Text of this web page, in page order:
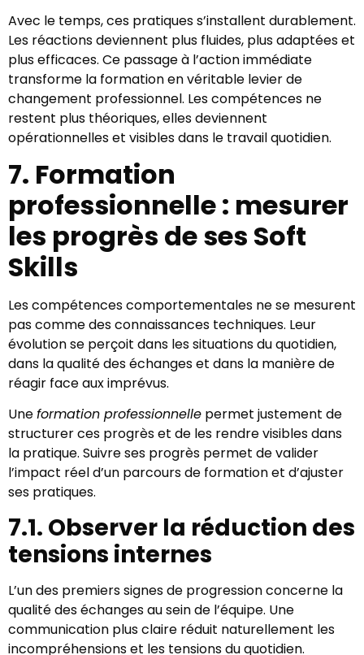
Avec le temps, ces pratiques s’installent durablement.
Les réactions deviennent plus fluides, plus adaptées et
plus efficaces. Ce passage à l’action immédiate
transforme la formation en véritable levier de
changement professionnel. Les compétences ne
restent plus théoriques, elles deviennent
opérationnelles et visibles dans le travail quotidien.
7. Formation
professionnelle : mesurer
les progrès de ses Soft
Skills
Les compétences comportementales ne se mesurent
pas comme des connaissances techniques. Leur
évolution se perçoit dans les situations du quotidien,
dans la qualité des échanges et dans la manière de
réagir face aux imprévus.
Uneformation professionnelle permet justement de
structurer ces progrès et de les rendre visibles dans
la pratique. Suivre ses progrès permet de valider
l’impact réel d’un parcours de formation et d’ajuster
ses pratiques.
7.1. Observer la réduction des
tensions internes
L’un des premiers signes de progression concerne la
qualité des échanges au sein de l’équipe. Une
communication plus claire réduit naturellement les
incompréhensions et les tensions du quotidien.